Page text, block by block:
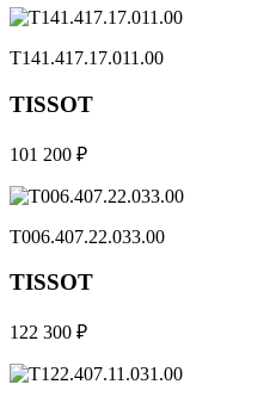
T141.417.17.011.00
TISSOT
101 200 ₽
T006.407.22.033.00
TISSOT
122 300 ₽